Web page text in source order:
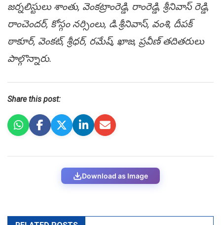
జ‌ర్న‌లిస్టులు శాంతు, వెంక‌ట్రాంరెడ్డి, రాంరెడ్డి, శ్రీ‌నివాస్ రెడ్డి,
రాంచెంద‌ర్, కోస్గం న‌ర్సింలు, డి.శ్రీ‌నివాస్, వంశి, దీపక్
ఠాకూర్, వెంక‌ట్, శ్రీ‌ధ‌ర్‌, ర‌మేష్, ఖాజ‌, ప్ర‌వీణ్ త‌దిత‌రులు
పాల్గొన్నారు.
Share this post:
Download as Image